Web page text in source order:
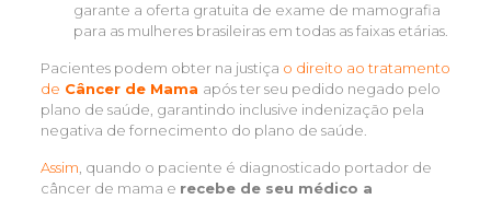
garante a oferta gratuita de exame de mamografia
para as mulheres brasileiras em todas as faixas etárias.
Pacientes podem obter na justiça o direito ao tratamento
de Câncer de Mama após ter seu pedido negado pelo
plano de saúde, garantindo inclusive indenização pela
negativa de fornecimento do plano de saúde.
Assim , quando o paciente é diagnosticado portador de
câncer de mama e recebe de seu médico a